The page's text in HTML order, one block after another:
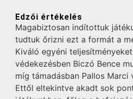
Edzői értékelés
Magabiztosan indítottuk
tudtuk őrizni ezt a formát a
Kiváló egyéni
védekezésben Biczó Bence
míg támadásban Pallos Marci
Ettől eltekintve akadt sok